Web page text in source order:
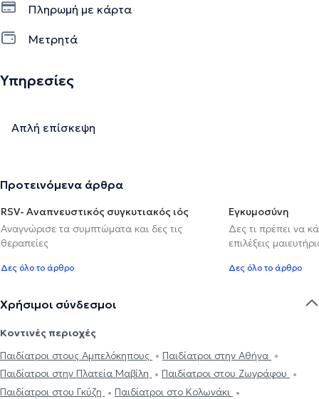
Πληρωμή με κάρτα
Μετρητά
Υπηρεσίες
Απλή επίσκεψη
Προτεινόμενα άρθρα
RSV- Αναπνευστικός συγκυτιακός ιός
Αναγνώρισε τα συμπτώματα και δες τις
θεραπείες
Δες όλο το άρθρο
Εγκυμοσύνη
Δες τι πρέπει να
επιλέξεις
Δες όλο το άρθρο
Χρήσιμοι σύνδεσμοι
Κοντινές περιοχές
Παιδίατροι στους Αμπελόκηπους
Παιδίατροι στην Αθήνα
Παιδίατροι στην Πλατεία Μαβίλη
Παιδίατροι στου Ζωγράφου
Παιδίατροι στου Γκύζη
Παιδίατροι στο Κολωνάκι